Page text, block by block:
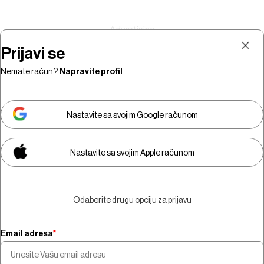
Morate biti pretplatnik da biste
gledali video sadržaj.
Pretplatite se
Prijavi se
Nemate račun? Napravite profil
Nastavite sa svojim Google računom
Nastavite sa svojim Apple računom
Odaberite drugu opciju za prijavu
Email adresa*